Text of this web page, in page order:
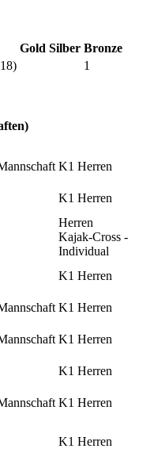
Gold Silber Bronze
1
K1 Herren
K1 Herren
Herren
Kajak-Cross -
Individual
K1 Herren
K1 Herren
K1 Herren
K1 Herren
K1 Herren
K1 Herren